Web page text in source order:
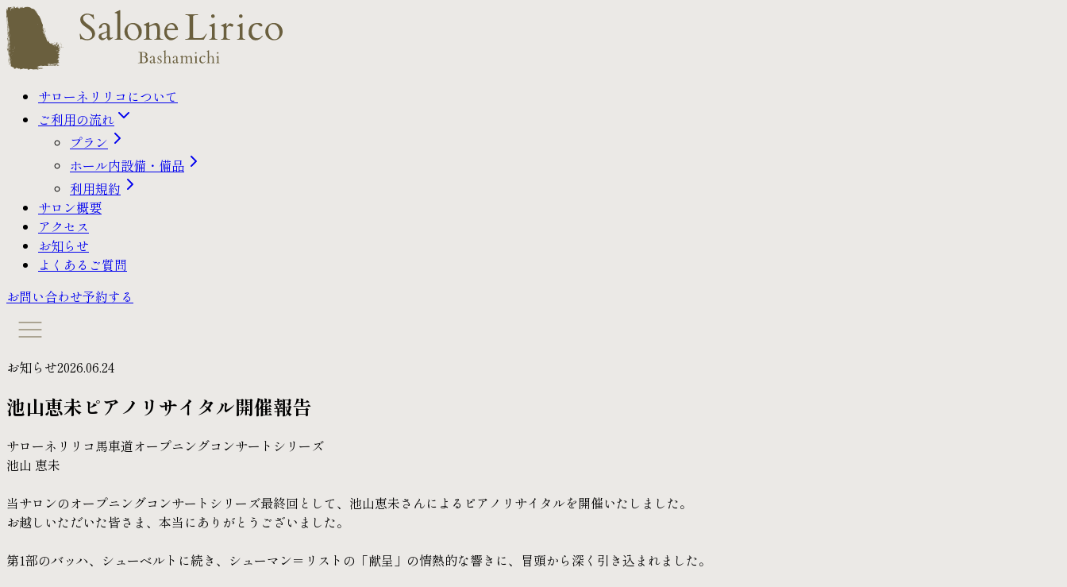
サローネリリコについて
ご利用の流れ
プラン
ホール内設備・備品
利用規約
サロン概要
アクセス
お知らせ
よくあるご質問
お問い合わせ予約する
お知らせ2026.06.24
池山恵未ピアノリサイタル開催報告
サローネリリコ馬車道オープニングコンサートシリーズ
池山 恵未
当サロンのオープニングコンサートシリーズ最終回として、池山恵未さんによるピアノリサイタルを開催いたしました。
お越しいただいた皆さま、本当にありがとうございました。
第1部のバッハ、シューベルトに続き、シューマン＝リストの「献呈」の情熱的な響きに、冒頭から深く引き込まれました。